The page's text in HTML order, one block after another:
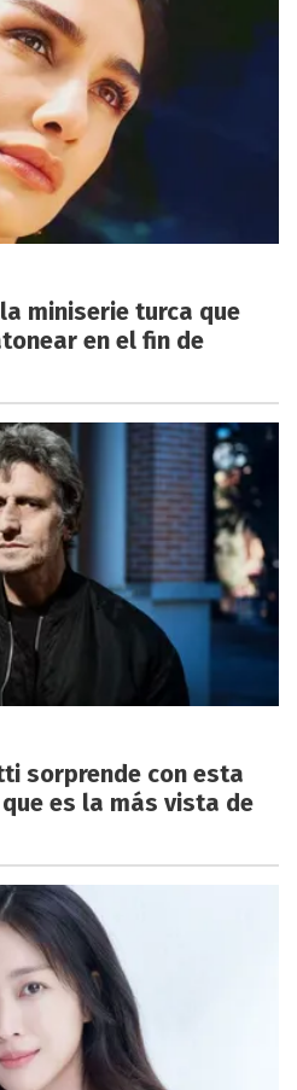
miniserie turca que
en el fin de
sorprende con esta
es la más vista de